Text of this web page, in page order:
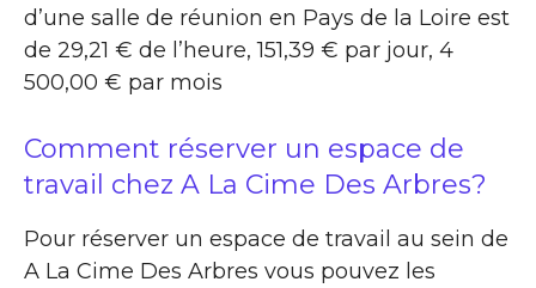
d’une salle de réunion en Pays de la Loire est
de 29,21 € de l’heure, 151,39 € par jour, 4
500,00 € par mois
Comment réserver un espace de
travail chez A La Cime Des Arbres?
Pour réserver un espace de travail au sein de
A La Cime Des Arbres vous pouvez les